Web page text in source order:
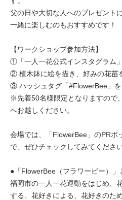
父の日や大切な人へのプレゼント
一緒に楽しむのもおすすめです！
【ワークショップ参加方法】
①「一人一花公式インスタグラム
② 植木鉢に絵を描き、好みの花苗
③ ハッシュタグ「#FlowerBee」を
※先着50名様限定となりますので
へお越しください。
会場では、「FlowerBee」のPRポ
で、ぜひチェックしてみてください
●「FlowerBee（フラワービー）」
福岡市の一人一花運動をはじめ、
する、花好きによる、花好きのた